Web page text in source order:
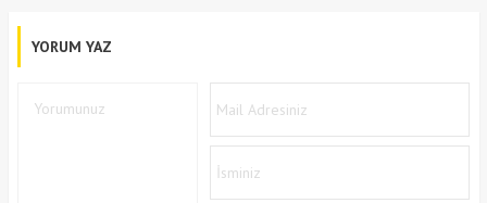
YORUM YAZ